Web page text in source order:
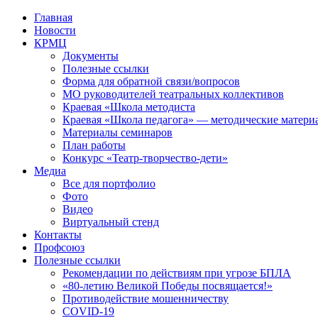
Перейти
контенту
Главная
Новости
КРМЦ
Документы
Полезные ссылки
Форма для обратной связи/вопросов
МО руководителей театральных коллективов
Краевая «Школа методиста
Краевая «Школа педагога» — методические
Материалы семинаров
План работы
Конкурс «Театр-творчество-дети»
Медиа
Все для портфолио
Фото
Видео
Виртуальный стенд
Контакты
Профсоюз
Полезные ссылки
Рекомендации по действиям при угрозе БПЛА
«80-летию Великой Победы посвящается!»
Противодействие мошенничеству
COVID-19